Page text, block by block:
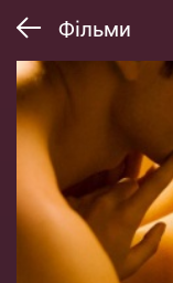
Фільми